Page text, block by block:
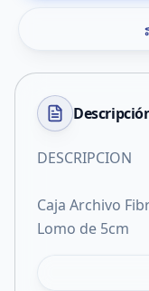
DESCRIPCION
Caja Archivo
Lomo de 5cm